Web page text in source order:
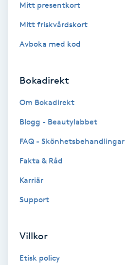
Hypnos
Hårbottenbehandling
Hårförlängning
Hälsa
Mitt presentkort
Mitt friskvårdskort
Avboka med kod
Bokadirekt
Om Bokadirekt
Blogg - Beautylabbet
FAQ - Skönhetsbehandlingar
Fakta & Råd
Karriär
Support
Villkor
Etisk policy